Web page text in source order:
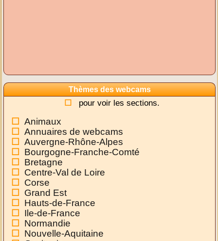
Thèmes des webcams
pour voir les sections.
Animaux
Annuaires de webcams
Auvergne-Rhône-Alpes
Bourgogne-Franche-Comté
Bretagne
Centre-Val de Loire
Corse
Grand Est
Hauts-de-France
Ile-de-France
Normandie
Nouvelle-Aquitaine